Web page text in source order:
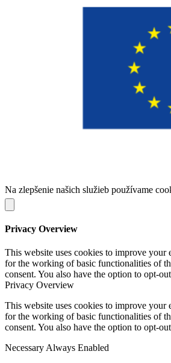
Na zlepšenie našich služieb používame
Privacy Overview
This website uses cookies to improve your
for the working of basic functionalities of
consent. You also have the option to opt-
Privacy Overview
This website uses cookies to improve your
for the working of basic functionalities of
consent. You also have the option to opt-
Necessary Always Enabled